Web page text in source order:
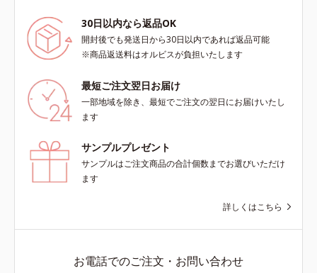
30日以内なら返品OK
開封後でも発送日から30日以内であれば返品可能
※商品返送料はオルビスが負担いたします
最短ご注文翌日お届け
一部地域を除き、最短でご注文の翌日にお届けいたし
ます
サンプルプレゼント
サンプルはご注文商品の合計個数までお選びいただけ
ます
詳しくはこちら
お電話でのご注文・お問い合わせ